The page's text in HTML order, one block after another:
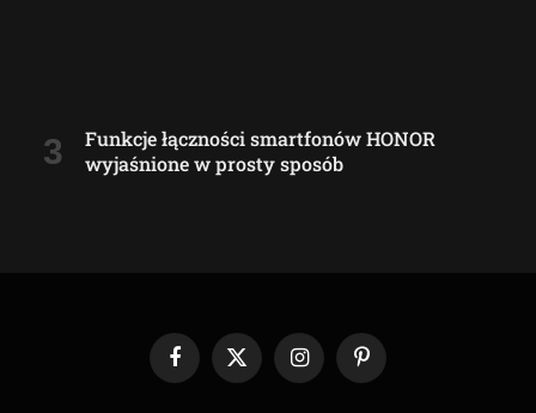
Funkcje łączności smartfonów HONOR
wyjaśnione w prosty sposób
Facebook
X
(Twitter)
InstagramPinterest